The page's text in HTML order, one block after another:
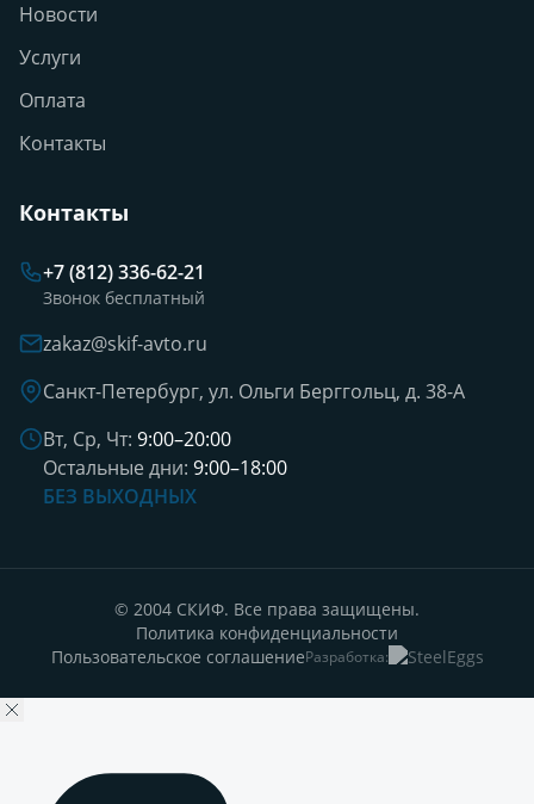
Новости
Услуги
Оплата
Контакты
Контакты
+7 (812) 336-62-21
Звонок бесплатный
zakaz@skif-avto.ru
Санкт-Петербург, ул. Ольги Берггольц, д. 38-А
Вт, Ср, Чт: 9:00–20:00
Остальные дни: 9:00–18:00
БЕЗ ВЫХОДНЫХ
© 2004 СКИФ. Все права защищены.
Политика конфиденциальности
Пользовательское соглашениеРазработка: